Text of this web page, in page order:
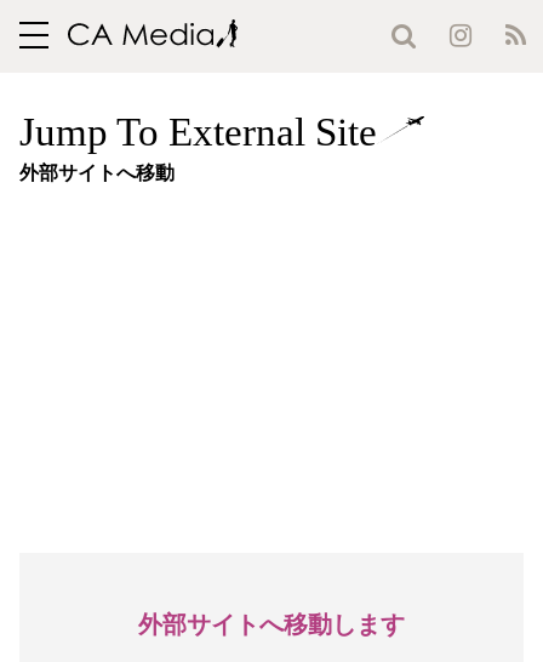
toggle
Jump To External Site
外部サイトへ移動
外部サイトへ移動します